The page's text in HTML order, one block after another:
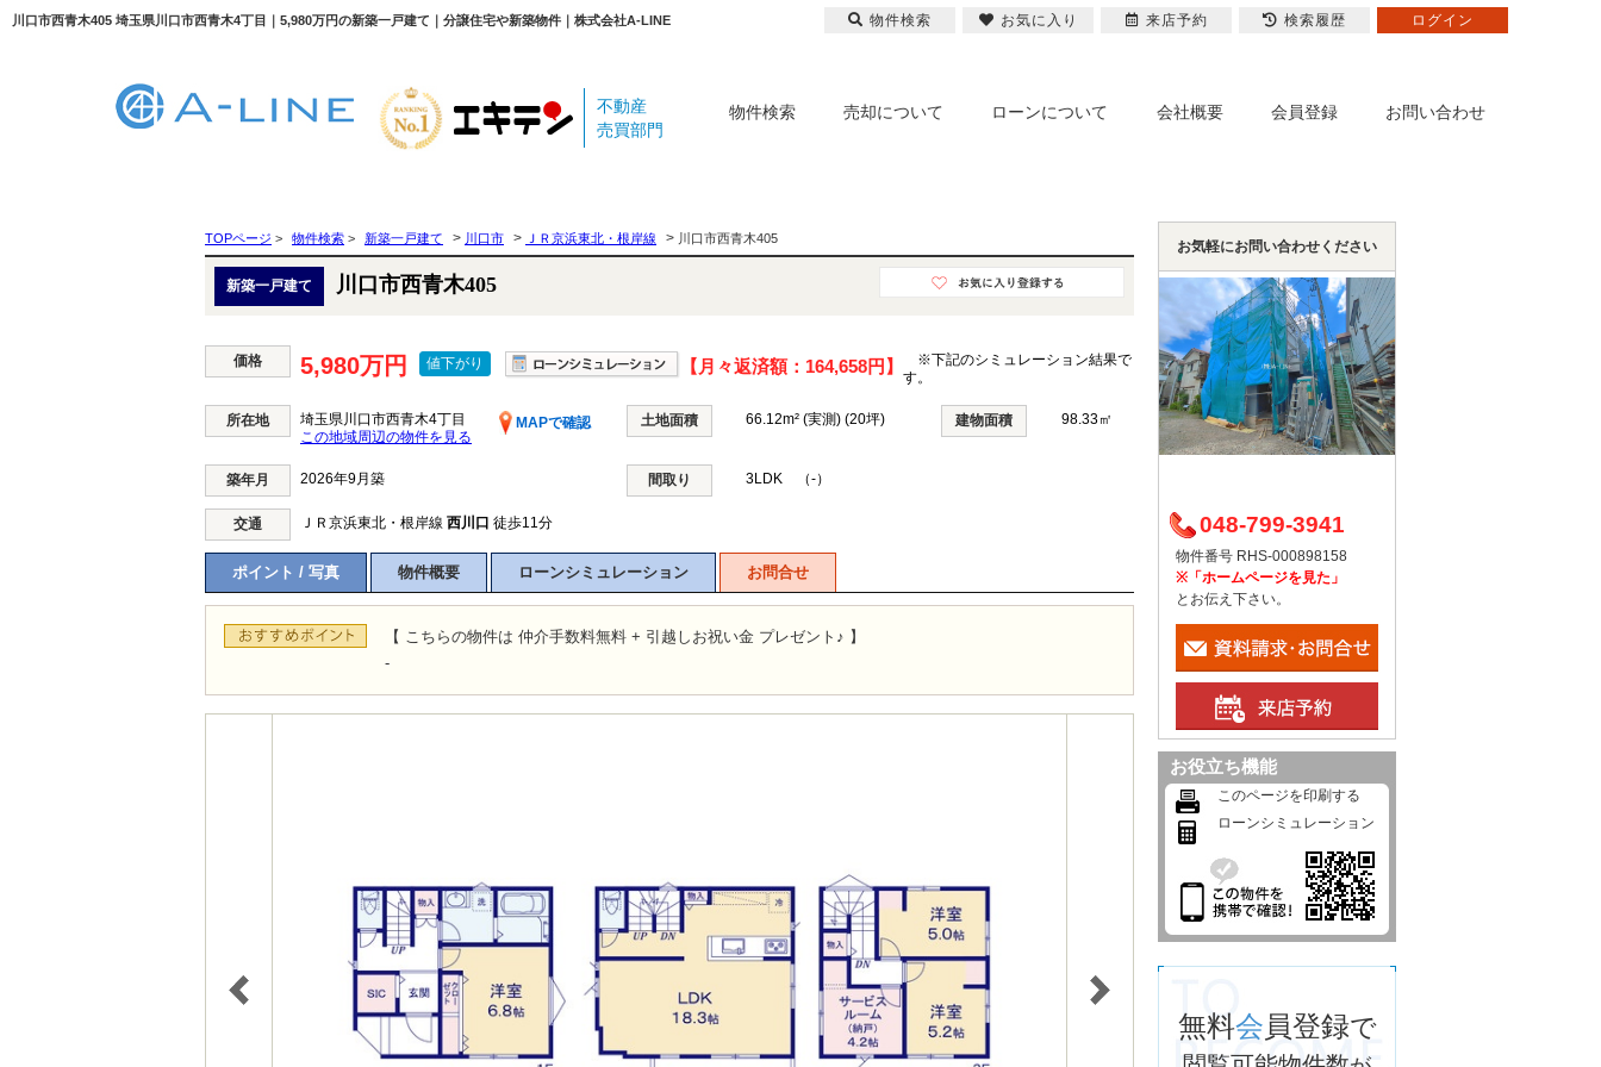
川口市西青木405 埼玉県川口市西青木4丁目｜5,980万円の新築一戸建て｜分譲住宅や新築物件｜株式会社A-LINE
不動産
売買部門
物件検索 売却について ローンについて 会社概要 会員登録 お問い合わせ
TOPページ > 物件検索 > 新築一戸建て > 川口市 > ＪＲ京浜東北・根岸線 > 川口市西青木405
新築一戸建て 川口市西青木405
価格 5,980万円 値下がり 【月々返済額： 164,658円 】
※下記のシミュレーション結果で
す。
所在地 埼玉県川口市西青木4丁目
MAPで確認
この地域周辺の物件を見る
土地面積 66.12m² (実測) (20坪) 建物面積 98.33㎡
築年月 2026年9月築 間取り 3LDK （-）
交通 ＪＲ京浜東北・根岸線 西川口 徒歩11分
ポイント / 写真 物件概要 ローンシミュレーション お問合せ
【 こちらの物件は 仲介手数料無料 + 引越しお祝い金 プレゼント♪ 】
-
お気軽にお問い合わせください
048-799-3941
物件番号 RHS-000898158
※「ホームページを見た」
とお伝え下さい。
お役立ち機能
このページを印刷する
ローンシミュレーション
無料会員登録で
物件検索 お気に入り 来店予約 検索履歴 ログイン